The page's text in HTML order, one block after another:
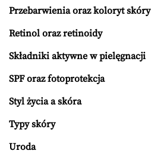
Przebarwienia oraz koloryt skóry
Retinol oraz retinoidy
Składniki aktywne w pielęgnacji
SPF oraz fotoprotekcja
Styl życia a skóra
Typy skóry
Uroda